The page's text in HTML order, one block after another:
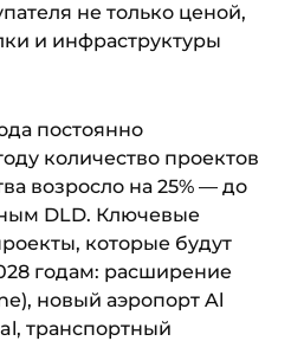
не только ценой,
и инфраструктуры
постоянно
количество проектов
возросло на 25% — до
DLD. Ключевые
которые будут
годам: расширение
новый аэропорт Al
транспортный